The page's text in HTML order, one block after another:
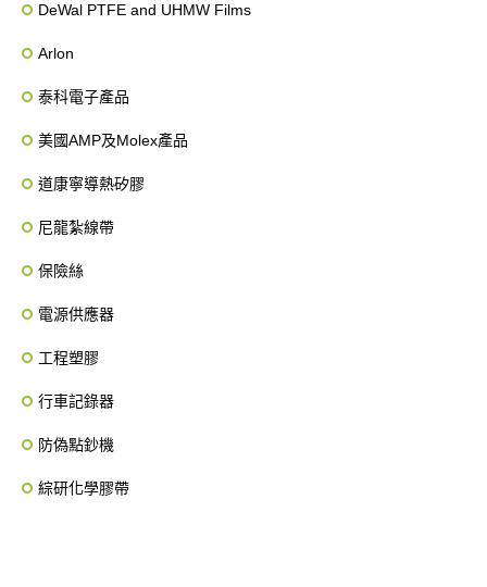
DeWal PTFE and UHMW Films
Arlon
泰科電子產品
美國AMP及Molex產品
道康寧導熱矽膠
尼龍紮線帶
保險絲
電源供應器
工程塑膠
行車記錄器
防偽點鈔機
綜研化學膠帶